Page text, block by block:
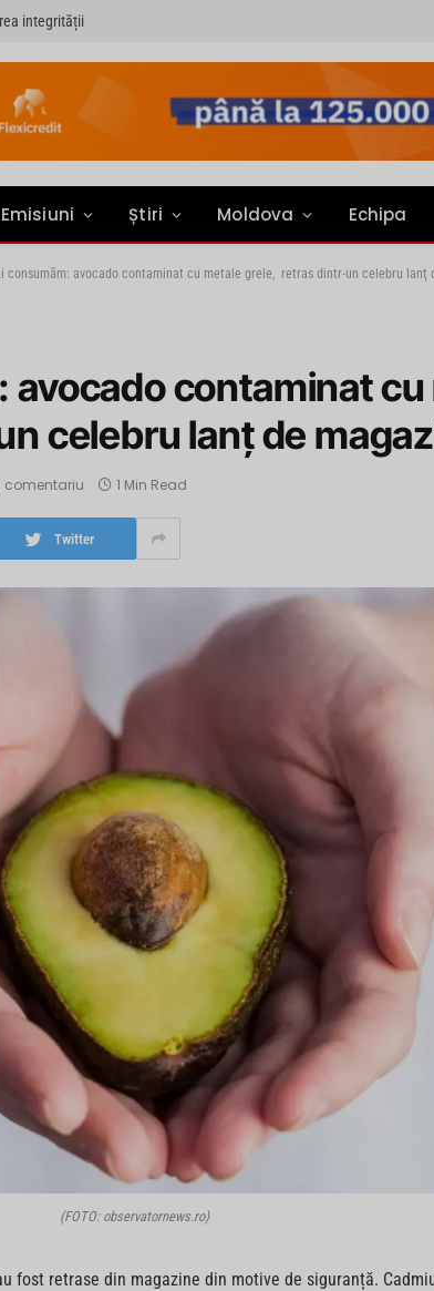
integrității
Emisiuni Știri Moldova Echipa
consumăm: avocado contaminat cu metale grele, retras dintr-un celebru lanţ
avocado contaminat
celebru lanţ de
comentariu 1 Min Read
Twitter
(FOTO: observatornews.ro)
fost retrase din magazine din motive de siguranță.